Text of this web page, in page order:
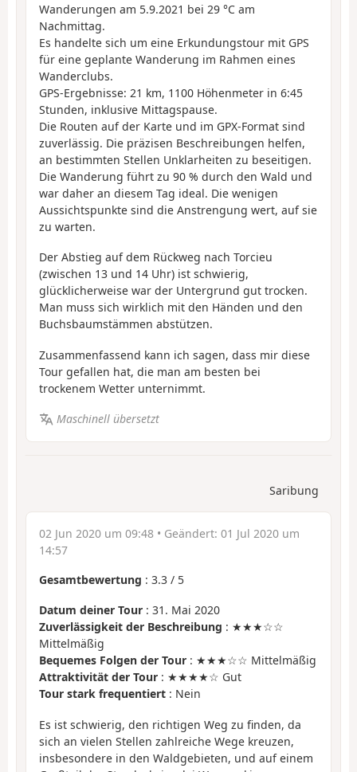
Wanderungen am 5.9.2021 bei 29 °C am
Nachmittag.
Es handelte sich um eine Erkundungstour mit GPS
für eine geplante Wanderung im Rahmen eines
Wanderclubs.
GPS-Ergebnisse: 21 km, 1100 Höhenmeter in 6:45
Stunden, inklusive Mittagspause.
Die Routen auf der Karte und im GPX-Format sind
zuverlässig. Die präzisen Beschreibungen helfen,
an bestimmten Stellen Unklarheiten zu beseitigen.
Die Wanderung führt zu 90 % durch den Wald und
war daher an diesem Tag ideal. Die wenigen
Aussichtspunkte sind die Anstrengung wert, auf sie
zu warten.
Der Abstieg auf dem Rückweg nach Torcieu
(zwischen 13 und 14 Uhr) ist schwierig,
glücklicherweise war der Untergrund gut trocken.
Man muss sich wirklich mit den Händen und den
Buchsbaumstämmen abstützen.
Zusammenfassend kann ich sagen, dass mir diese
Tour gefallen hat, die man am besten bei
trockenem Wetter unternimmt.
Maschinell übersetzt
Saribung
02 Jun 2020 um 09:48 • Geändert: 01 Jul 2020 um
14:57
Gesamtbewertung : 3.3 / 5
Datum deiner Tour : 31. Mai 2020
Zuverlässigkeit der Beschreibung : ★★★☆☆
Mittelmäßig
Bequemes Folgen der Tour : ★★★☆☆ Mittelmäßig
Attraktivität der Tour : ★★★★☆ Gut
Tour stark frequentiert : Nein
Es ist schwierig, den richtigen Weg zu finden, da
sich an vielen Stellen zahlreiche Wege kreuzen,
insbesondere in den Waldgebieten, und auf einem